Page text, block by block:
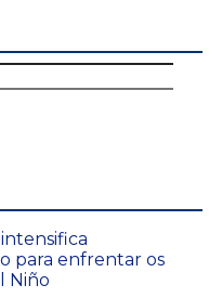
para enfrentar os
Niño